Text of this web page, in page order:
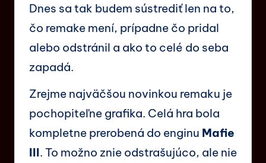
Dnes sa tak budem sústrediť len na to,
čo remake mení, prípadne čo pridal
alebo odstránil a ako to celé do seba
zapadá.
Zrejme najväčšou novinkou remaku je
pochopiteľne grafika. Celá hra bola
kompletne prerobená do enginu Mafie
III. To možno znie odstrašujúco, ale nie